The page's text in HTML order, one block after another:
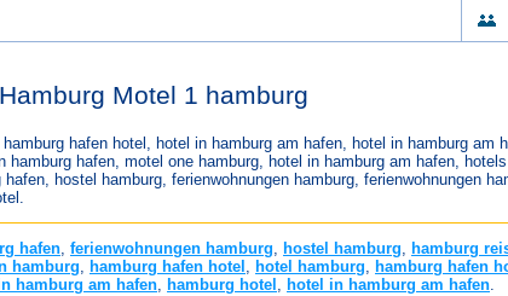
Motel 1 hamburg
hafen hotel, hotel in hamburg am hafen, hotel in hamburg am
hamburg hafen, motel one hamburg, hotel in hamburg am hafen,
hafen, hostel hamburg, ferienwohnungen hamburg, ferienwohnungen
hafen, ferienwohnungen hamburg, hostel hamburg, hamburg
hamburg, hamburg hafen hotel , hotel hamburg, hamburg hafen
hamburg am hafen, hamburg hotel , hotel in hamburg am hafen.